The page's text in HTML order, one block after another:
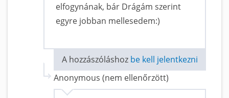
elfogynának, bár Drágám szerint
egyre jobban mellesedem:)
A hozzászóláshoz be kell jelentkezni
Anonymous (nem ellenőrzött)